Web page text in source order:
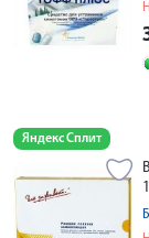
Яндекс Сплит